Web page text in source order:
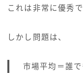
これは非常に優秀で
しかし問題は、
市場平均＝誰